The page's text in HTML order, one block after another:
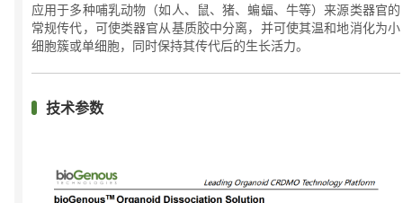
应用于多种哺乳动物（如人、鼠、猪、蝙蝠、牛等）来源类器官的
常规传代，可使类器官从基质胶中分离，并可使其温和地消化为小
细胞簇或单细胞，同时保持其传代后的生长活力。
技术参数